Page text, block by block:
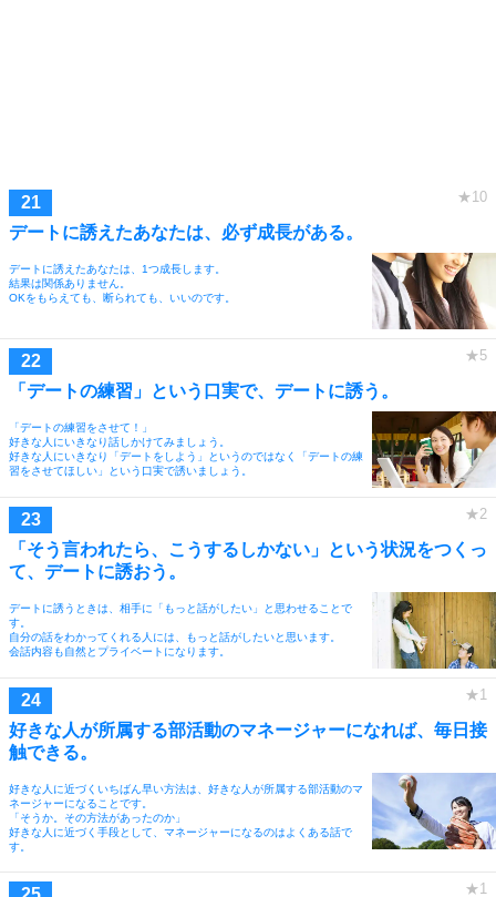
デートに誘えたあなたは、必ず成長がある。
デートに誘えたあなたは、1つ成長します。
結果は関係ありません。
OKをもらえても、断られても、いいのです。
「デートの練習」という口実で、デートに誘う。
「デートの練習をさせて！」
好きな人にいきなり話しかけてみましょう。
好きな人にいきなり「デートをしよう」というのではなく「デートの練
習をさせてほしい」という口実で誘いましょう。
「そう言われたら、こうするしかない」という状況をつくっ
て、デートに誘おう。
デートに誘うときは、相手に「もっと話がしたい」と思わせることで
す。
自分の話をわかってくれる人には、もっと話がしたいと思います。
会話内容も自然とプライベートになります。
好きな人が所属する部活動のマネージャーになれば、毎日接
触できる。
好きな人に近づくいちばん早い方法は、好きな人が所属する部活動のマ
ネージャーになることです。
「そうか。その方法があったのか」
好きな人に近づく手段として、マネージャーになるのはよくある話で
す。